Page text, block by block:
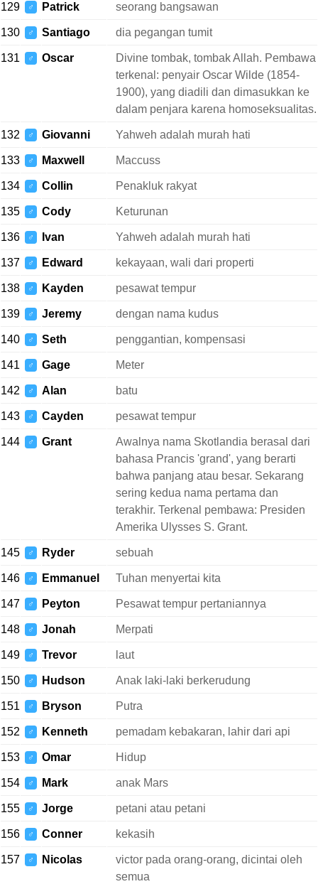
129 ♂ Patrick seorang bangsawan
130 ♂ Santiago dia pegangan tumit
131 ♂ Oscar
Divine tombak, tombak Allah. Pembawa
terkenal: penyair Oscar Wilde (1854-
1900), yang diadili dan dimasukkan ke
dalam penjara karena homoseksualitas.
132 ♂ Giovanni Yahweh adalah murah hati
133 ♂ Maxwell Maccuss
134 ♂ Collin Penakluk rakyat
135 ♂ Cody Keturunan
136 ♂ Ivan Yahweh adalah murah hati
137 ♂ Edward kekayaan, wali dari properti
138 ♂ Kayden pesawat tempur
139 ♂ Jeremy dengan nama kudus
140 ♂ Seth penggantian, kompensasi
141 ♂ Gage Meter
142 ♂ Alan batu
143 ♂ Cayden pesawat tempur
144 ♂ Grant
Awalnya nama Skotlandia berasal dari
bahasa Prancis 'grand', yang berarti
bahwa panjang atau besar. Sekarang
sering kedua nama pertama dan
terakhir. Terkenal pembawa: Presiden
Amerika Ulysses S. Grant.
145 ♂ Ryder sebuah
146 ♂ Emmanuel Tuhan menyertai kita
147 ♂ Peyton Pesawat tempur pertaniannya
148 ♂ Jonah Merpati
149 ♂ Trevor laut
150 ♂ Hudson Anak laki-laki berkerudung
151 ♂ Bryson Putra
152 ♂ Kenneth pemadam kebakaran, lahir dari api
153 ♂ Omar Hidup
154 ♂ Mark anak Mars
155 ♂ Jorge petani atau petani
156 ♂ Conner kekasih
157 ♂ Nicolas
victor pada orang-orang, dicintai oleh
semua